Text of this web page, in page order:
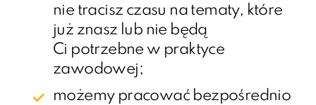
nie tracisz czasu na tematy, które
już znasz lub nie będą
Ci potrzebne w praktyce
zawodowej;
możemy pracować bezpośrednio